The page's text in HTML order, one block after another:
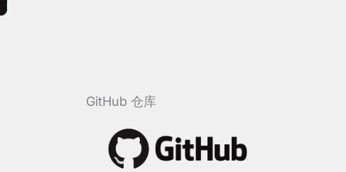
GitHub 仓库